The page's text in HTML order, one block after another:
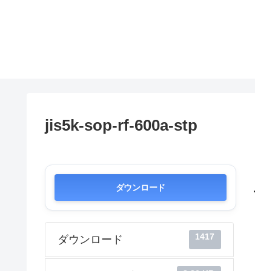
jis5k-sop-rf-600a-stp
ダウンロード
ダウンロード 1417